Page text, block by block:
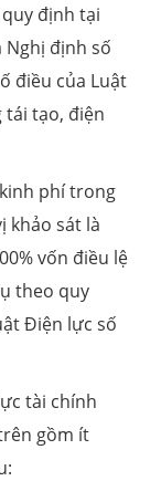
định tại
Nghị định số
điều của Luật
tạo, điện
phí trong
sát là
vốn điều lệ
theo quy
Điện lực số
tài chính
gồm ít